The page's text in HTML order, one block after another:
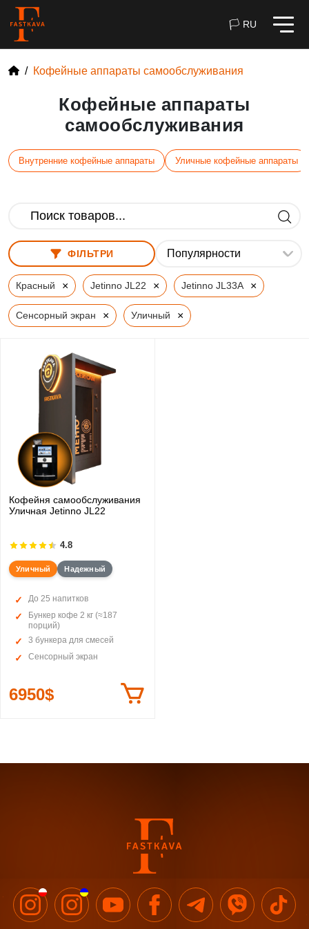
🏳 RU
Кофейные аппараты самообслуживания
Кофейные аппараты
самообслуживания
Внутренние кофейные аппараты Уличные кофейные аппараты
ФІЛЬТРИ
Красный × Jetinno JL22 × Jetinno JL33A ×
Сенсорный экран × Уличный ×
Кофейня самообслуживания
Уличная Jetinno JL22
4.8
Уличный Надежный
До 25 напитков
Бункер кофе 2 кг (≈187
порций)
3 бункера для смесей
Сенсорный экран
6950$